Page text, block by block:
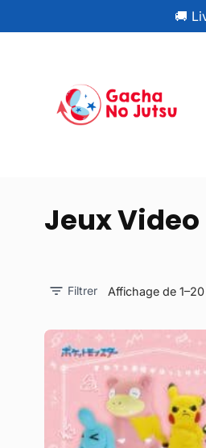
🚚
Jeux Video
Filtrer Affichage de